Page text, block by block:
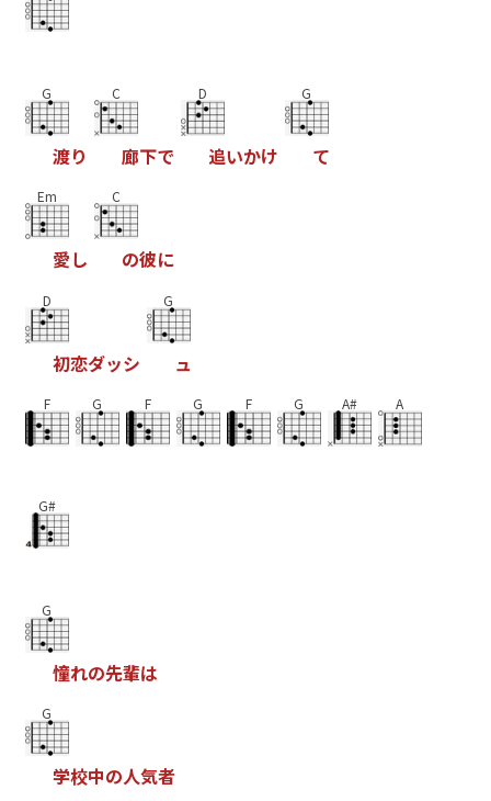
G
渡り
C
廊下で
D
追いかけ
G
て
Em
愛し
C
の彼に
D
初恋ダッシ
G
ュ
F G F G F G A# A
G#
G
憧れの先輩は
G
学校中の人気者